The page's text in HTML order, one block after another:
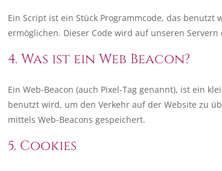
Ein Script ist ein Stück Programmcode, das
ermöglichen. Dieser Code wird auf unseren
4. Was ist ein Web Beacon?
Ein Web-Beacon (auch Pixel-Tag genannt), ist ein
benutzt wird, um den Verkehr auf der Website zu
mittels Web-Beacons gespeichert.
5. Cookies